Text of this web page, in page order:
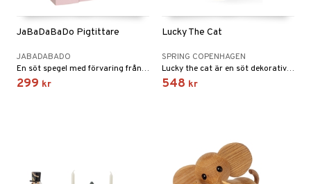
JaBaDaBaDo Pigtittare
JABADABADO
En söt spegel med förvaring från JaBaDaBaDo.
299 kr
Lucky The Cat
SPRING COPENHAGEN
Lucky the cat är en söt dekorativ detalj till hemmet från Spring Copenhagen.
548 kr